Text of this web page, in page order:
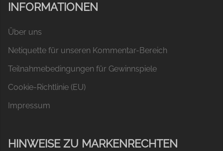
INFORMATIONEN
Über uns
Netiquette für unseren Kommentar-Bereich
Teilnahmebedingungen für Gewinnspiele
Cookie-Richtlinie (EU)
Impressum
HINWEISE ZU MARKENRECHTEN